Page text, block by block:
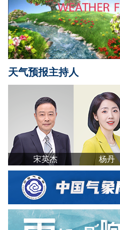
天气预报主持人
宋英杰 杨丹